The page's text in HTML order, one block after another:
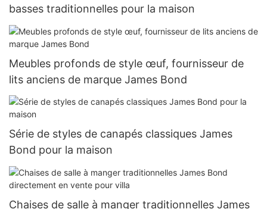
basses traditionnelles pour la maison
Meubles profonds de style œuf, fournisseur de
lits anciens de marque James Bond
Série de styles de canapés classiques James
Bond pour la maison
Chaises de salle à manger traditionnelles James